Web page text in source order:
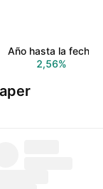
Año hasta la fecha
2,56%